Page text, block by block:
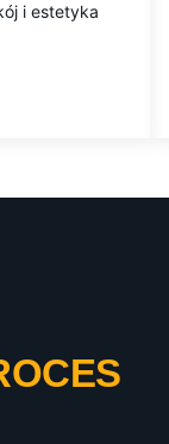
i estetyka